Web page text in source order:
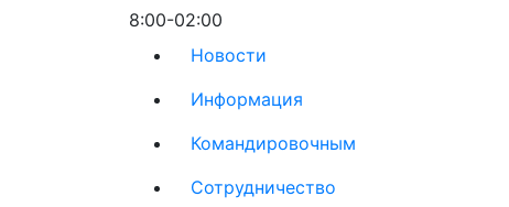
8:00-02:00
Новости
Информация
Командировочным
Сотрудничество